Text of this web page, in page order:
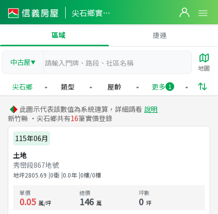
尖石鄉實價登錄
區域 捷運
中古屋▼
地圖
尖石鄉 類型 屋齡 更多 1
此圖示代表該數值為系統運算，詳細請看 說明
新竹縣 ・尖石鄉共有16筆實價登錄
115年06月
土地
秀巒段867地號
地坪2805.69 0衛 0.0年 0樓/0樓
單價
0.05 萬/坪
總價
146 萬
坪數
0 坪